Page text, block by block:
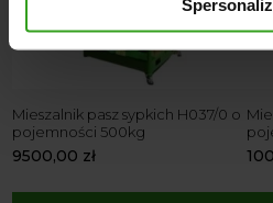
Mieszalnik pasz sypkich H037/0 o
pojemności 500kg
9500,00 zł